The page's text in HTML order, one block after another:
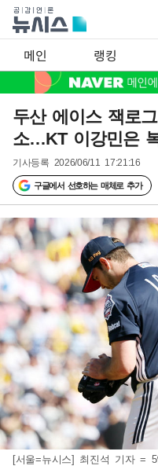
메인 랭킹
두산 에이스 잭로
소…KT 이강민은
기사등록 2026/06/11 17:21:16
구글에서 선호하는 매체로 추가
[서울=뉴시스] 최진석 기자 =